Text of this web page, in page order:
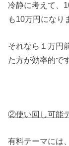
冷静に考えて、
も10万円になり
それなら１万円
た方が効率的で
②使い回し可能
有料テーマには